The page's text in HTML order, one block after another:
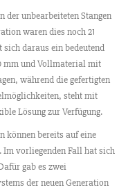
der unbearbeiteten Stangen
waren dies noch 21
daraus ein bedeutend
mm und Vollmaterial mit
während die gefertigten
steht mit
Lösung zur Verfügung.
können bereits auf eine
Im vorliegenden Fall hat sich
gab es zwei
der neuen Generation